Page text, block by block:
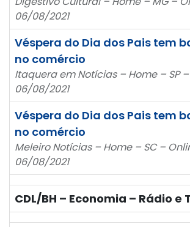
06/08/2021
Véspera do Dia dos Pais tem
no comércio
Itaquera em Notícias – Home – SP
06/08/2021
Véspera do Dia dos Pais tem
no comércio
Meleiro Notícias – Home – SC –
06/08/2021
CDL/BH – Economia – Rádio e